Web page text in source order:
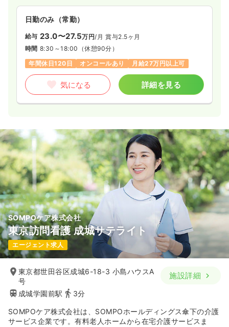
日勤のみ（常勤）
給与 23.0〜27.5万円/月 賞与2.5ヶ月
時間 8:30～18:00 （休憩90分）
年間休日120日
オンコールあり 月給27万円以上可
気になる 詳細を見る
SOMPOケア株式会社
東京訪問看護 成城サテライト
エージェント求人
東京都世田谷区成城6-18-3 小島ハウスA
号
成城学園前駅
3分
施設詳細
SOMPOケア株式会社は、SOMPOホールディングス傘下の介護
サービス企業です。有料老人ホームから在宅介護サービスま